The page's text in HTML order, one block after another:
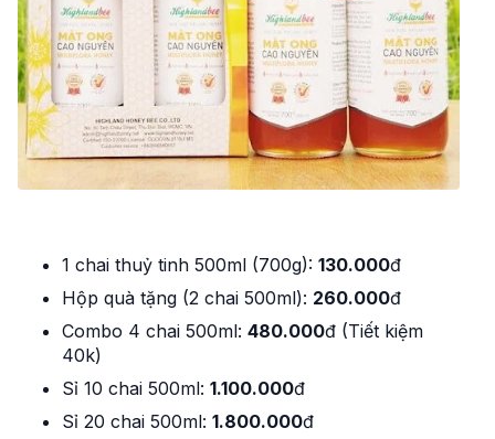
1 chai thuỷ tinh 500ml (700g): 130.000đ
Hộp quà tặng (2 chai 500ml): 260.000đ
Combo 4 chai 500ml: 480.000đ (Tiết kiệm
40k)
Sỉ 10 chai 500ml: 1.100.000đ
Sỉ 20 chai 500ml: 1.800.000đ